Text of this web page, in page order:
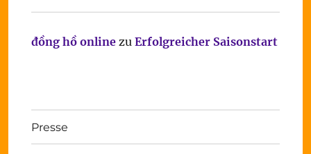
đồng hồ onlinezu Erfolgreicher Saisonstart
Presse